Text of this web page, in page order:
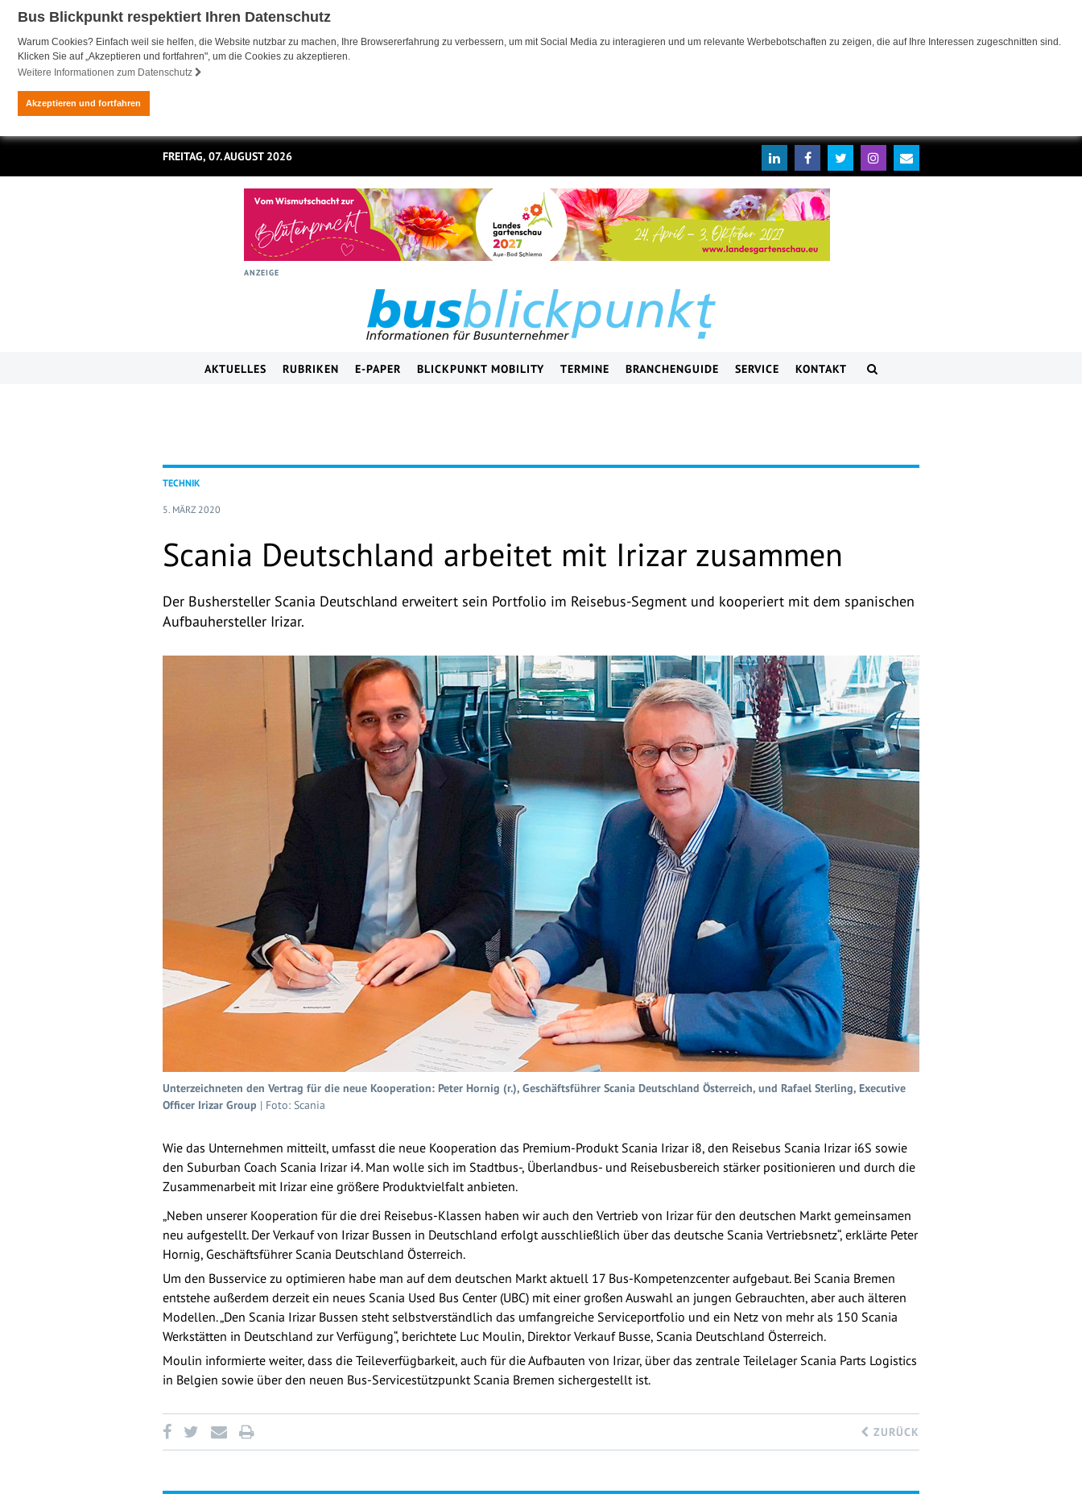
Bus Blickpunkt respektiert Ihren Datenschutz
Warum Cookies? Einfach weil sie helfen, die Website nutzbar zu machen, Ihre Browsererfahrung zu verbessern, um mit Social Media zu interagieren und um relevante Werbebotschaften zu zeigen, die auf Ihre Interessen zugeschnitten sind.
Klicken Sie auf „Akzeptieren und fortfahren", um die Cookies zu akzeptieren.
Weitere Informationen zum Datenschutz
Akzeptieren und fortfahren
FREITAG, 07. AUGUST 2026
ANZEIGE
AKTUELLES RUBRIKEN E-PAPER BLICKPUNKT MOBILITY TERMINE BRANCHENGUIDE SERVICE KONTAKT
TECHNIK
5. MÄRZ 2020
Scania Deutschland arbeitet mit Irizar zusammen
Der Bushersteller Scania Deutschland erweitert sein Portfolio im Reisebus-Segment und kooperiert mit dem spanischen
Aufbauhersteller Irizar.
Unterzeichneten den Vertrag für die neue Kooperation: Peter Hornig (r.), Geschäftsführer Scania Deutschland Österreich, und Rafael Sterling, Executive
Officer Irizar Group | Foto: Scania
Wie das Unternehmen mitteilt, umfasst die neue Kooperation das Premium-Produkt Scania Irizar i8, den Reisebus Scania Irizar i6S sowie
den Suburban Coach Scania Irizar i4. Man wolle sich im Stadtbus-, Überlandbus- und Reisebusbereich stärker positionieren und durch die
Zusammenarbeit mit Irizar eine größere Produktvielfalt anbieten.
„Neben unserer Kooperation für die drei Reisebus-Klassen haben wir auch den Vertrieb von Irizar für den deutschen Markt gemeinsamen
neu aufgestellt. Der Verkauf von Irizar Bussen in Deutschland erfolgt ausschließlich über das deutsche Scania Vertriebsnetz“, erklärte Peter
Hornig, Geschäftsführer Scania Deutschland Österreich.
Um den Busservice zu optimieren habe man auf dem deutschen Markt aktuell 17 Bus-Kompetenzcenter aufgebaut. Bei Scania Bremen
entstehe außerdem derzeit ein neues Scania Used Bus Center (UBC) mit einer großen Auswahl an jungen Gebrauchten, aber auch älteren
Modellen. „Den Scania Irizar Bussen steht selbstverständlich das umfangreiche Serviceportfolio und ein Netz von mehr als 150 Scania
Werkstätten in Deutschland zur Verfügung“, berichtete Luc Moulin, Direktor Verkauf Busse, Scania Deutschland Österreich.
Moulin informierte weiter, dass die Teileverfügbarkeit, auch für die Aufbauten von Irizar, über das zentrale Teilelager Scania Parts Logistics
in Belgien sowie über den neuen Bus-Servicestützpunkt Scania Bremen sichergestellt ist.
ZURÜCK